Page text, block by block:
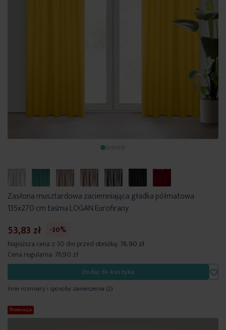
Zasłona musztardowa zaciemniająca gładka półmatowa
135x270 cm taśma LOGAN Eurofirany
53,83 zł
-30%
Najniższa cena z 30 dni przed obniżką: 76,90 zł
Cena regularna: 76,90 zł
Dodaj do koszyka
Inne rozmiary i sposoby zawieszenia (2)
Promocja